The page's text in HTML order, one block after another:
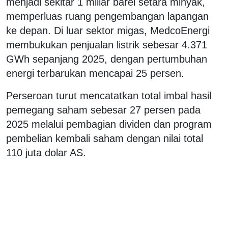
memperluas ruang pengembangan lapangan
ke depan. Di luar sektor migas, MedcoEnergi
membukukan penjualan listrik sebesar 4.371
GWh sepanjang 2025, dengan pertumbuhan
energi terbarukan mencapai 25 persen.
Perseroan turut mencatatkan total imbal hasil
pemegang saham sebesar 27 persen pada
2025 melalui pembagian dividen dan program
pembelian kembali saham dengan nilai total
110 juta dolar AS.